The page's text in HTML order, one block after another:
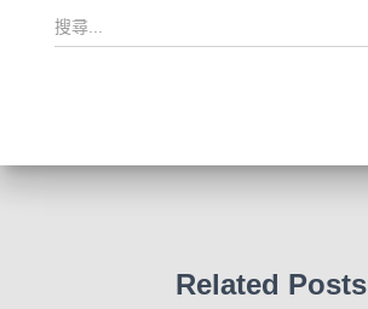
搜
尋
Related Posts